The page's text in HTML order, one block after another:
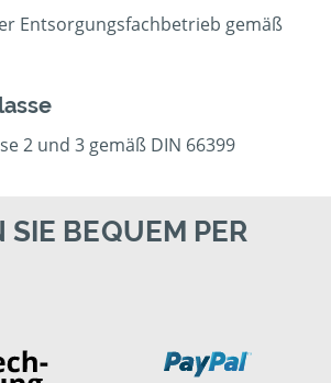
Entsorgungsfachbetrieb gemäß
2 und 3 gemäß DIN 66399
SIE BEQUEM PER